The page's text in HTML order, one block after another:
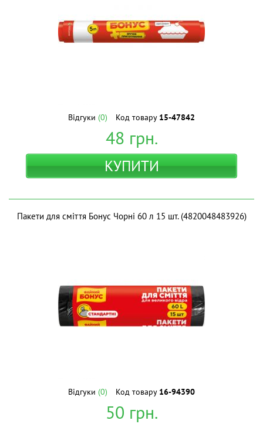
Відгуки (0) Код товару 15-47842
48 грн.
КУПИТИ
Пакети для сміття Бонус Чорні 60 л 15 шт. (4820048483926)
Відгуки (0) Код товару 16-94390
50 грн.